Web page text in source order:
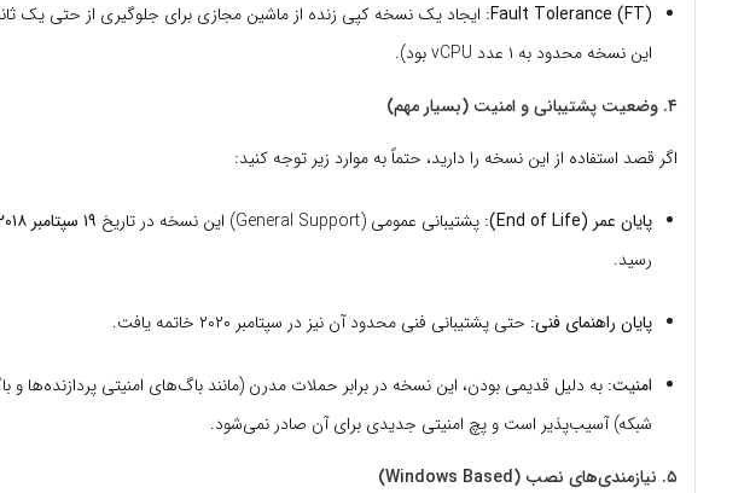
Fault Tolerance (FT): ایجاد یک نسخه کپی زنده از ماشین مجازی برای جلوگیری از حتی یک
این نسخه محدود به ۱ عدد vCPU بود).
۴. وضعیت پشتیبانی و امنیت (بسیار مهم)
اگر قصد استفاده از این نسخه را دارید، حتماً به موارد زیر توجه کنید:
پایان عمر (End of Life): پشتیبانی عمومی (General Support) این نسخه در تاریخ ۱۹ سپتامبر ۲۰۱۸
رسید.
پایان راهنمای فنی: حتی پشتیبانی فنی محدود آن نیز در سپتامبر ۲۰۲۰ خاتمه یافت.
امنیت: به دلیل قدیمی بودن، این نسخه در برابر حملات مدرن (مانند باگ‌های امنیتی پردازنده‌ها
شبکه) آسیب‌پذیر است و پچ امنیتی جدیدی برای آن صادر نمی‌شود.
۵. نیازمندی‌های نصب (Windows Based)